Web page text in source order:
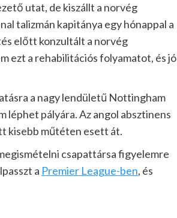
utat, de kiszállt a norvég
talizmán kapitánya egy hónappal a
előtt konzultált a norvég
ezt a rehabilitációs folyamatot, és jó
a nagy lendületű Nottingham
léphet pályára. Az angol absztinens
kisebb műtéten esett át.
csapattársa figyelemre
a Premier League-ben, és